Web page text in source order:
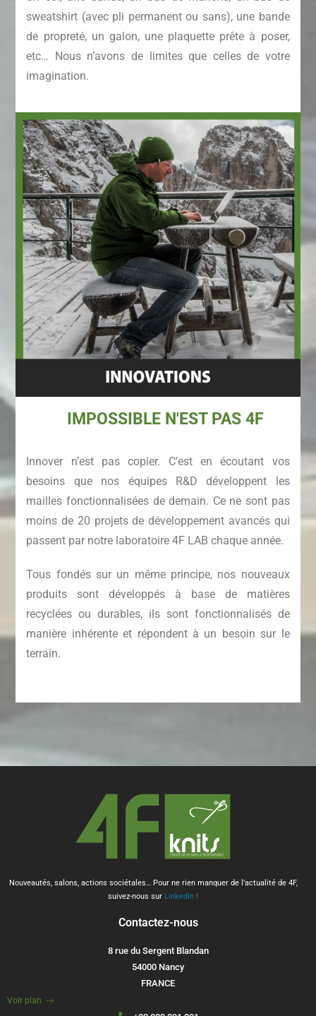
sweatshirt (avec pli permanent ou sans), une bande
de propreté, un galon, une plaquette prête à poser,
etc… Nous n’avons de limites que celles de votre
imagination.
IMPOSSIBLE N'EST PAS 4F
Innover n’est pas copier. C’est en écoutant vos
besoins que nos équipes R&D développent les
mailles fonctionnalisées de demain. Ce ne sont pas
moins de 20 projets de développement avancés qui
passent par notre laboratoire 4F LAB chaque année.
Tous fondés sur un même principe, nos nouveaux
produits sont développés à base de matières
recyclées ou durables, ils sont fonctionnalisés de
manière inhérente et répondent à un besoin sur le
terrain.
Nouveautés, salons, actions sociétales… Pour ne rien manquer de l’actualité de 4F,
suivez-nous sur LinkedIn !
Contactez-nous
8 rue du Sergent Blandan
54000 Nancy
FRANCE
Voir plan